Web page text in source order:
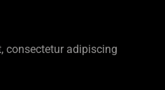
consectetur adipiscing